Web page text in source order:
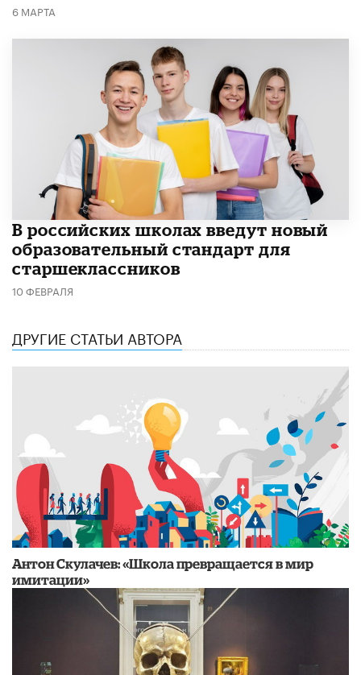
6 МАРТА
В российских школах введут новый
образовательный стандарт для
старшеклассников
10 ФЕВРАЛЯ
ДРУГИЕ СТАТЬИ АВТОРА
Антон Скулачев: «Школа превращается в мир
имитации»